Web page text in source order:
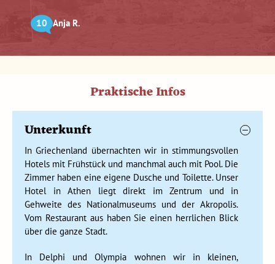
lang versammelten sich hier die Athleten, bis der römische
Kaiser Theodosius die Spiele im Jahr 393 verbot. Seit 1896
mitzubringen! In Athen kann man die antike Sporthalle
Sicherlich kann der Reisebegleiter erklären, aus welchem
Gund. Frauen waren leider in der Sporthalle damals nicht
willkommen.
Anja R.
10
Praktische Infos
Unterkunft
In Griechenland übernachten wir in stimmungsvollen
Hotels mit Frühstück und manchmal auch mit Pool. Die
Zimmer haben eine eigene Dusche und Toilette. Unser
Hotel in Athen liegt direkt im Zentrum und in
Gehweite des Nationalmuseums und der Akropolis.
Vom Restaurant aus haben Sie einen herrlichen Blick
über die ganze Stadt.
In Delphi und Olympia wohnen wir in kleinen,